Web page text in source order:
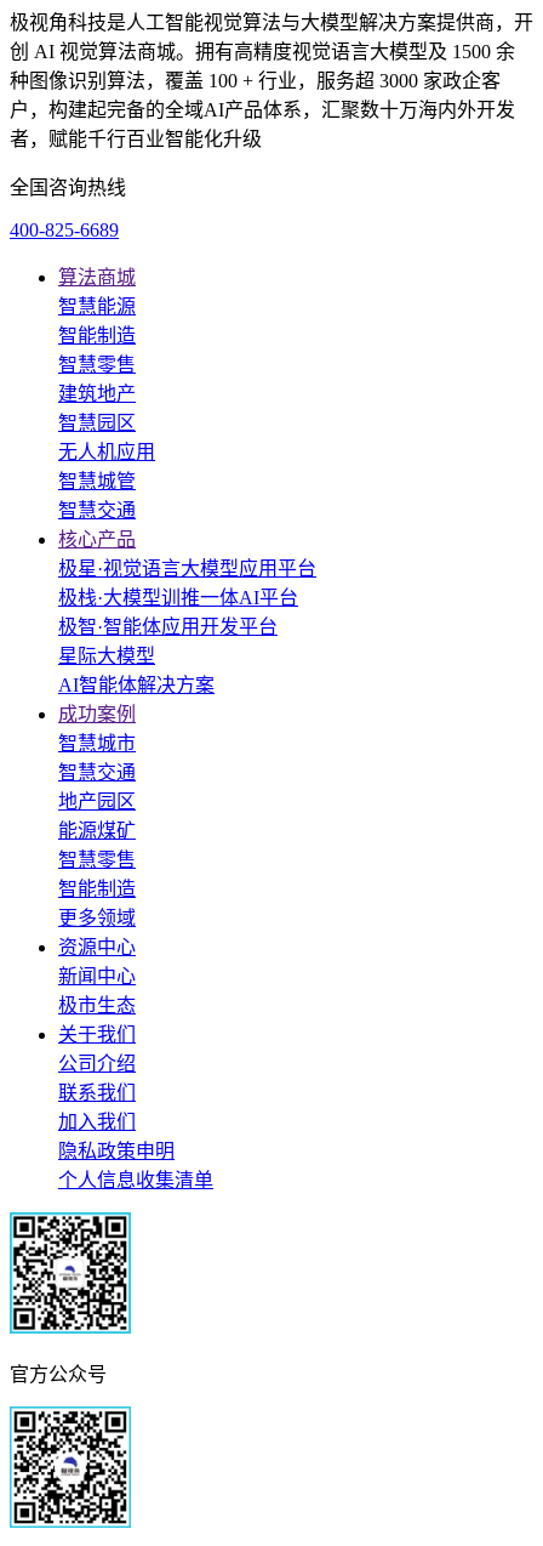
极视角科技是人工智能视觉算法与大模型解决方案提供商，开
创 AI 视觉算法商城。拥有高精度视觉语言大模型及 1500 余
种图像识别算法，覆盖 100 + 行业，服务超 3000 家政企客
户，构建起完备的全域AI产品体系，汇聚数十万海内外开发
者，赋能千行百业智能化升级
全国咨询热线
400-825-6689
算法商城
智慧能源
智能制造
智慧零售
建筑地产
智慧园区
无人机应用
智慧城管
智慧交通
核心产品
极星·视觉语言大模型应用平台
极栈·大模型训推一体AI平台
极智·智能体应用开发平台
星际大模型
AI智能体解决方案
成功案例
智慧城市
智慧交通
地产园区
能源煤矿
智慧零售
智能制造
更多领域
资源中心
新闻中心
极市生态
关于我们
公司介绍
联系我们
加入我们
隐私政策申明
个人信息收集清单
官方公众号